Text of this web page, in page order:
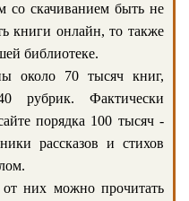
со скачиванием быть не
книги онлайн, то также
библиотеке.
около 70 тысяч книг,
рубрик. Фактически
порядка 100 тысяч -
рассказов и стихов
них можно прочитать